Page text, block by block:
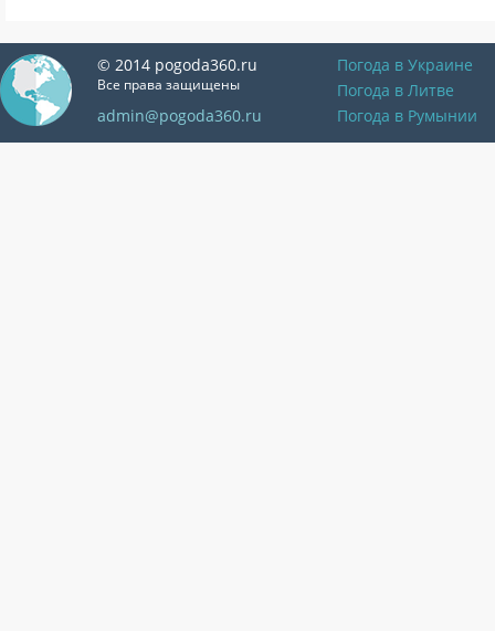
© 2014 pogoda360.ru
Все права защищены
admin@pogoda360.ru
Погода в Украине
Погода в Литве
Погода в Румынии